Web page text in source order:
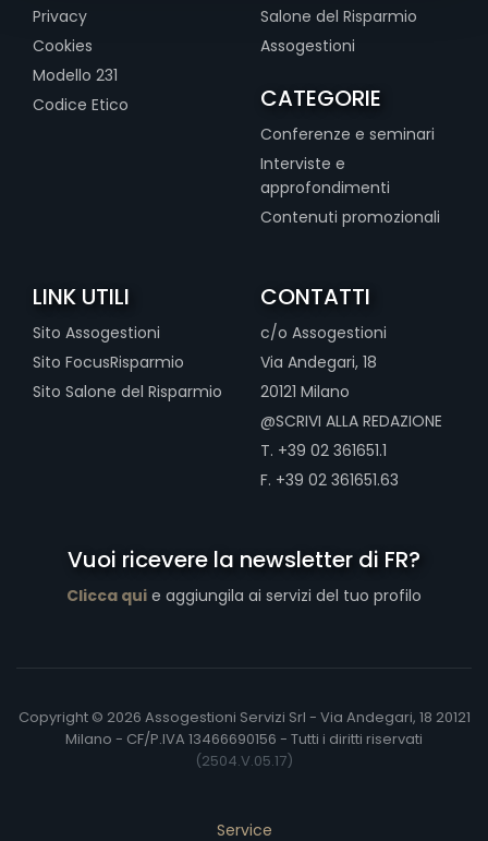
Privacy
Cookies
Modello 231
Codice Etico
Salone del Risparmio
Assogestioni
CATEGORIE
Conferenze e seminari
Interviste e
approfondimenti
Contenuti promozionali
LINK UTILI
Sito Assogestioni
Sito FocusRisparmio
Sito Salone del Risparmio
CONTATTI
c/o Assogestioni
Via Andegari, 18
20121 Milano
@SCRIVI ALLA REDAZIONE
T. +39 02 361651.1
F. +39 02 361651.63
Vuoi ricevere la newsletter di FR?
Clicca qui e aggiungila ai servizi del tuo profilo
Copyright © 2026 Assogestioni Servizi Srl - Via Andegari, 18 20121
Milano - CF/P.IVA 13466690156 - Tutti i diritti riservati
(2504.V.05.17)
Service